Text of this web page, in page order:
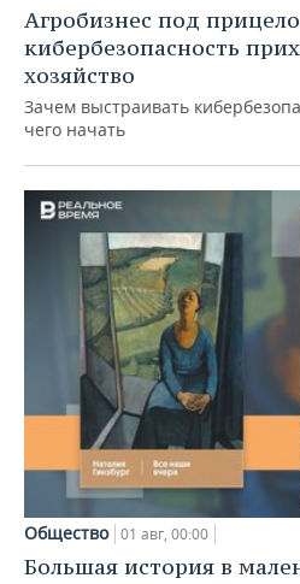
Агробизнес под
кибербезопасность
хозяйство
Зачем выстраивать
чего начать
Общество 01 авг, 00:00
Большая история в